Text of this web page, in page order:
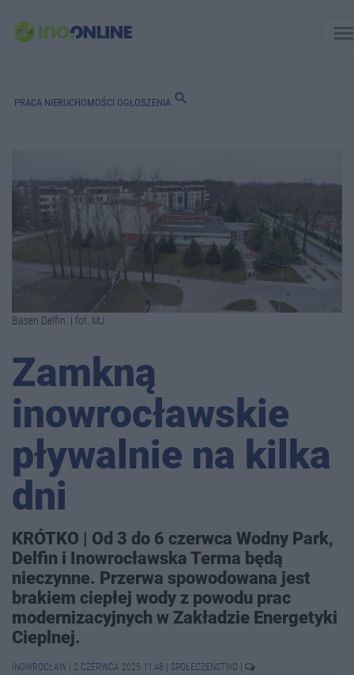
PRACA NIERUCHOMOŚCI OGŁOSZENIA search
Basen Delfin. | fot. MJ
Zamkną
inowrocławskie
pływalnie na kilka
dni
KRÓTKO | Od 3 do 6 czerwca Wodny Park,
Delfin i Inowrocławska Terma będą
nieczynne. Przerwa spowodowana jest
brakiem ciepłej wody z powodu prac
modernizacyjnych w Zakładzie Energetyki
Cieplnej.
INOWROCŁAW 2 CZERWCA 2025 11:48 SPOŁECZEŃSTWO